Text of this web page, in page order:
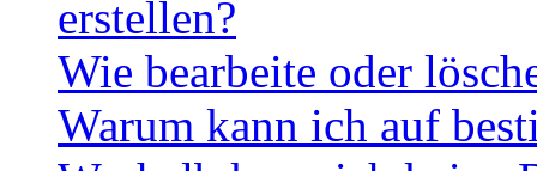
erstellen?
Wie bearbeite oder
Warum kann ich auf